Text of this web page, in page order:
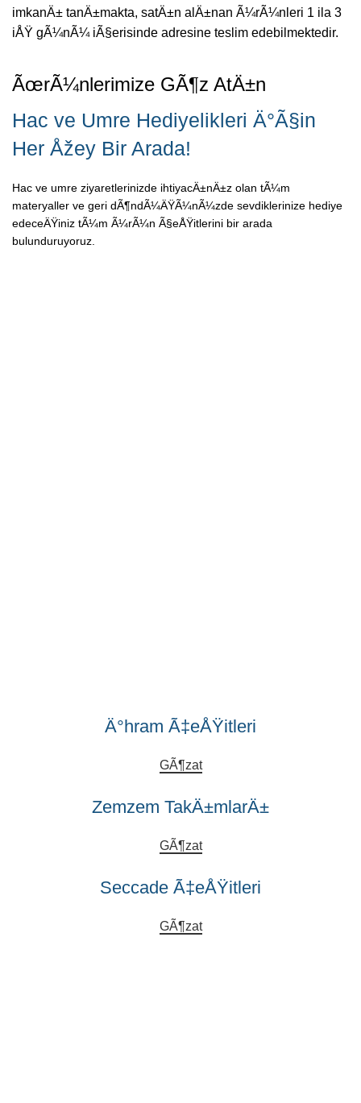
imkanÄ± tanÄ±makta, satÄ±n alÄ±nan Ã¼rÃ¼nleri 1 ila 3
iÅŸ gÃ¼nÃ¼ iÃ§erisinde adresine teslim edebilmektedir.
ÃœrÃ¼nlerimize GÃ¶z AtÄ±n
Hac ve Umre Hediyelikleri Ä°Ã§in
Her Åžey Bir Arada!
Hac ve umre ziyaretlerinizde ihtiyacÄ±nÄ±z olan tÃ¼m
materyaller ve geri dÃ¶ndÃ¼ÄŸÃ¼nÃ¼zde sevdiklerinize hediye
edeceÄŸiniz tÃ¼m Ã¼rÃ¼n Ã§eÅŸitlerini bir arada
bulunduruyoruz.
Ä°hram Ã‡eÅŸitleri
GÃ¶zat
Zemzem TakÄ±mlarÄ±
GÃ¶zat
Seccade Ã‡eÅŸitleri
GÃ¶zat